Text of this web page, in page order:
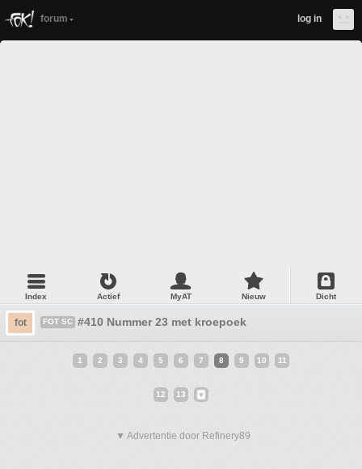
forum log in
Index Actief MyAT Nieuw Dicht
fot FOT SC #410 Nummer 23 met kroepoek
1 2 3 4 5 6 7 8 9 10 11
12 13
▼ Advertentie door Refinery89